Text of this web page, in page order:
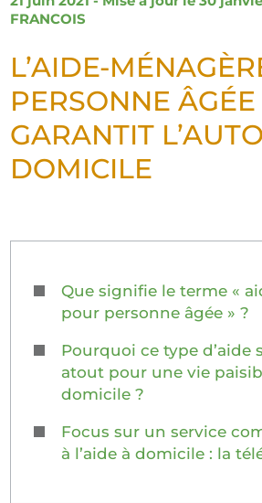
FRANCOIS
L’AIDE-
PERSONNE ÂGÉE
GARANTIT
DOMICILE
Que signifie le terme «
pour personne âgée » ?
Pourquoi ce type d’aide
atout pour une vie
domicile ?
Focus sur un service
à l’aide à domicile : la